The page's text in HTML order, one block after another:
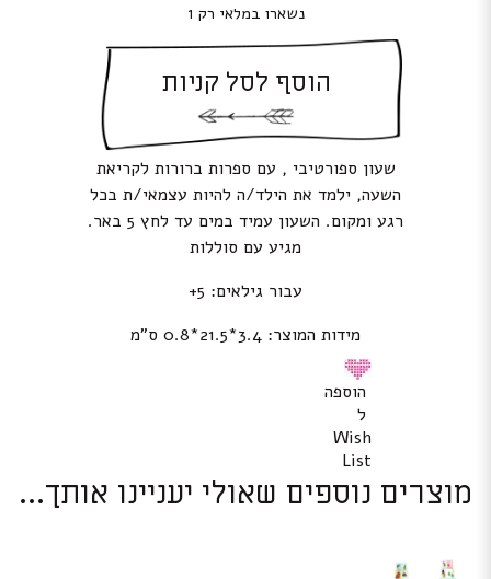
נשארו במלאי רק 1
הוסף לסל קניות
שעון ספורטיבי , עם ספרות ברורות לקריאת
השעה, ילמד את הילד/ה להיות עצמאי/ת בכל
רגע ומקום. השעון עמיד במים עד לחץ 5 באר.
מגיע עם סוללות
עבור גילאים: 5+
מידות המוצר: 3.4*21.5*0.8 ס”מ
הוספה
ל
Wish
List
מוצרים נוספים שאולי יעניינו אותך...